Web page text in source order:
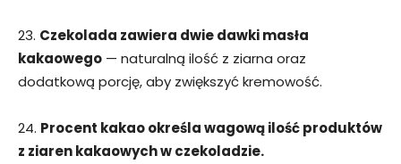
23. Czekolada zawiera dwie dawki masła
kakaowego — naturalną ilość z ziarna oraz
dodatkową porcję, aby zwiększyć kremowość.
24. Procent kakao określa wagową ilość produktów
z ziaren kakaowych w czekoladzie.